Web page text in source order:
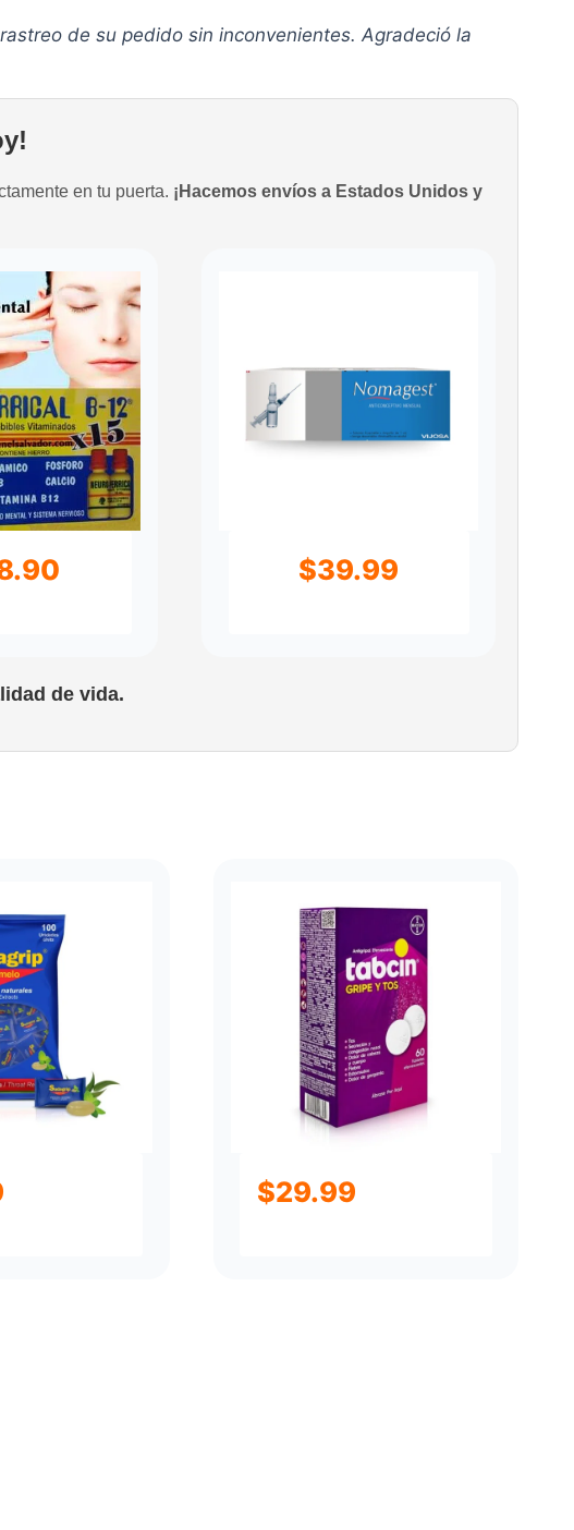
de su pedido sin inconvenientes. Agradeció la
en tu puerta. ¡Hacemos envíos a Estados Unidos y
$39.99
de vida.
$29.99